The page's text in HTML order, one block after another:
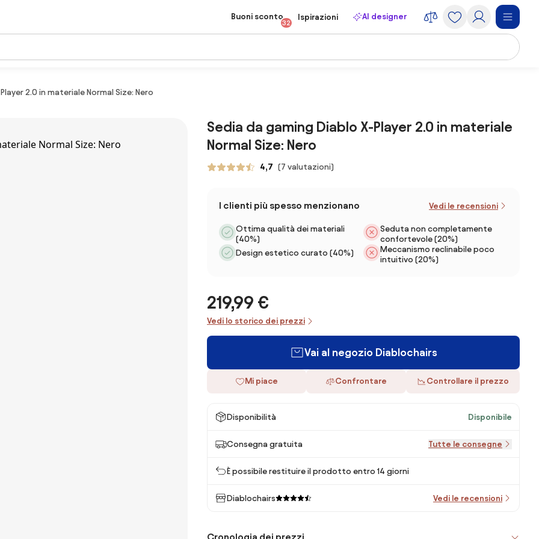
Buoni sconto
32
Ispirazioni AI designer
2.0 in materiale Normal Size: Nero
Sedia da gaming Diablo X-Player 2.0 in materiale
Normal Size: Nero
4,7 (7 valutazioni)
I clienti più spesso menzionano Vedi le recensioni
Ottima qualità dei materiali
(40%)
Design estetico curato (40%)
Seduta non completamente
confortevole (20%)
Meccanismo reclinabile poco
intuitivo (20%)
219,99 €
Vedi lo storico dei prezzi
Vai al negozio Diablochairs
Mi piace Confrontare Controllare il prezzo
Disponibilità Disponibile
Consegna gratuita Tutte le consegne
È possibile restituire il prodotto entro 14 giorni
Diablochairs Vedi le recensioni
Cronologia dei prezzi